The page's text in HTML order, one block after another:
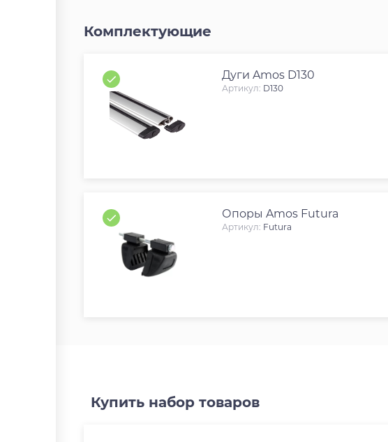
Комплектующие
Дуги Amos D130
Артикул: D130
Опоры Amos Futura
Артикул: Futura
Купить набор товаров